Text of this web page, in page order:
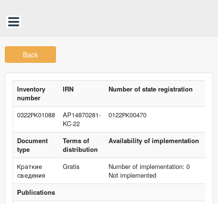
Back
Inventory
number
IRN Number of state registration
0322РК01088
AP14870281-
KC-22
0122РК00470
Document
type
Terms of
distribution
Availability of implementation
Краткие
сведения
Gratis
Number of implementation: 0
Not implemented
Publications